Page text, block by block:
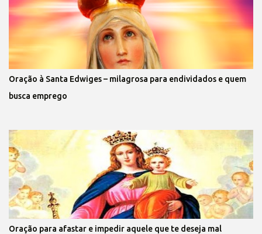
Oração à Santa Edwiges – milagrosa para endividados e quem
busca emprego
Oração para afastar e impedir aquele que te deseja mal